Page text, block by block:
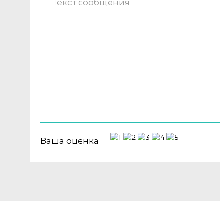
Ваша оценка